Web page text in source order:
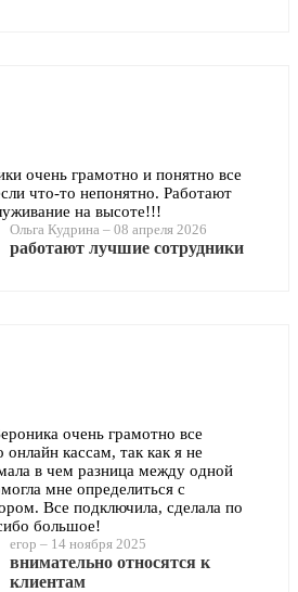
очень грамотно и понятно все
что-то непонятно. Работают
на высоте!!!
Ольга Кудрина – 08 апреля 2026
работают лучшие сотрудники
очень грамотно все
онлайн кассам, так как я не
в чем разница между одной
мне определиться с
Все подключила, сделала по
большое!
егор – 14 ноября 2025
внимательно относятся к
клиентам